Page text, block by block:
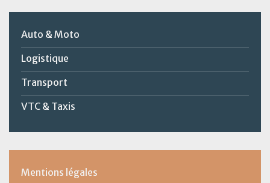
Auto & Moto
Logistique
Transport
VTC & Taxis
Mentions légales